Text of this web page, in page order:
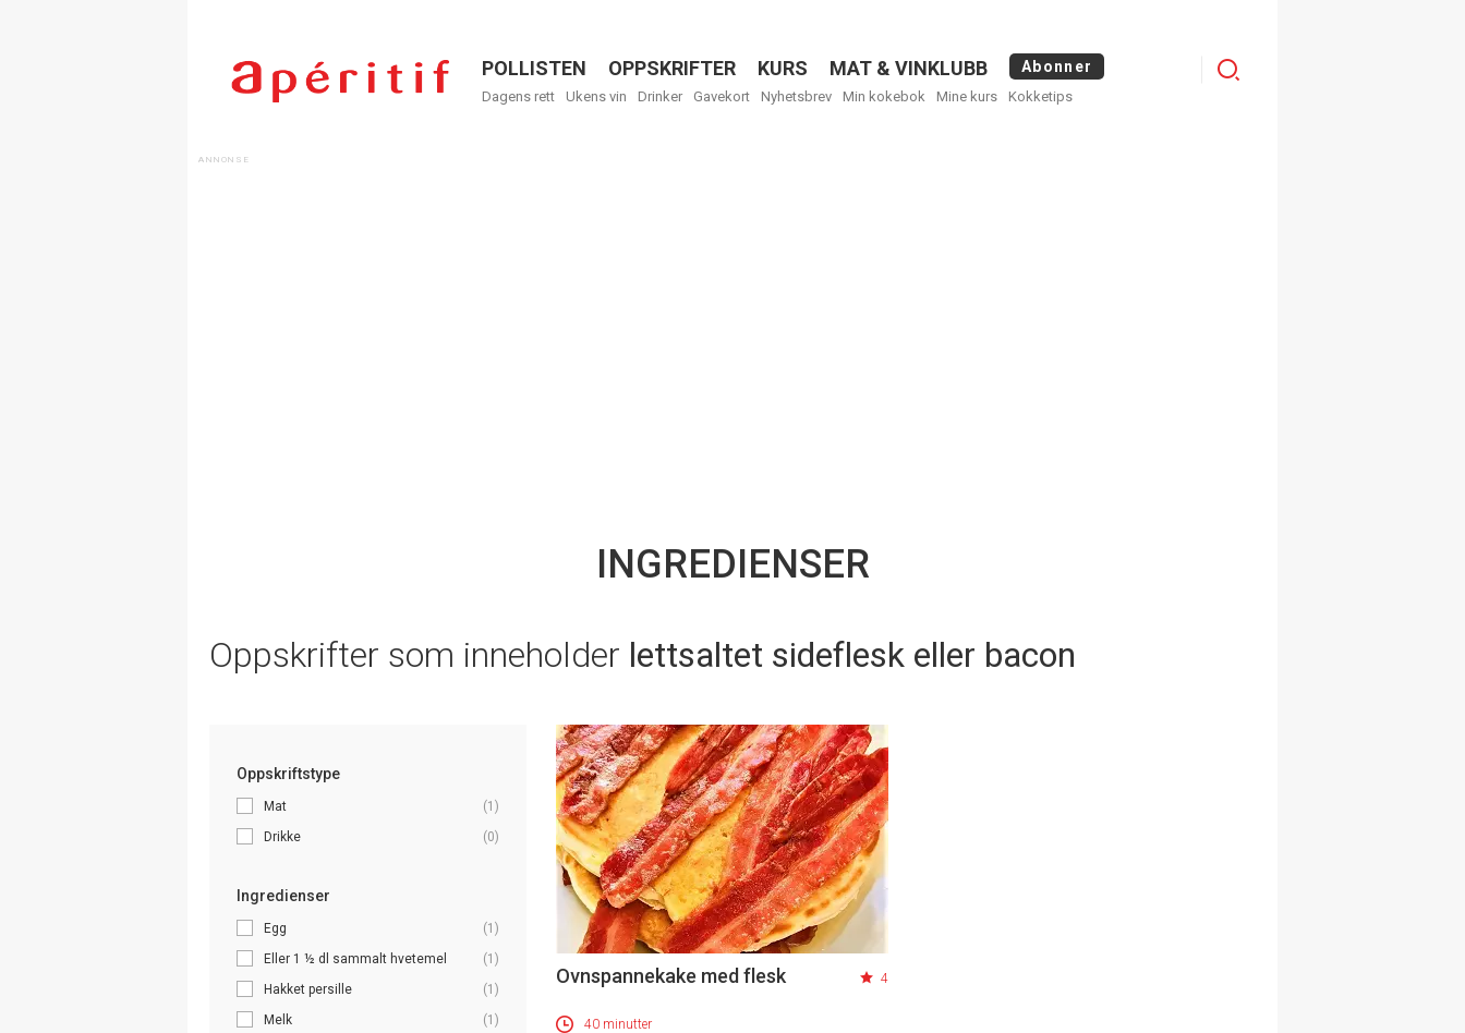
Menu
POLLISTEN OPPSKRIFTER KURS MAT & VINKLUBB Abonner
Dagens rett Ukens vin Drinker Gavekort Nyhetsbrev Min kokebok Mine kurs Kokketips
Logg
INGREDIENSER
Oppskrifter som inneholder lettsaltet sideflesk eller bacon
Oppskriftstype
Mat
(1)
Drikke
(0)
Ingredienser
Egg
(1)
Eller 1 ½ dl sammalt hvetemel
(1)
Hakket persille
(1)
Melk
(1)
Ovnspannekake med flesk 4
40 minutter